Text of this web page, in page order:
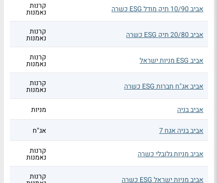
אביב 10/90 תיק מודל ESG כשרה קרנות
נאמנות
אביב 20/80 תיק ESG כשרה קרנות
נאמנות
אביב ESG מניות ישראל קרנות
נאמנות
אביב אג"ח חברות ESG כשרה קרנות
נאמנות
אביב בניה
מניות
אביב בניה אגח 7 אג"ח
אביב מניות גלובלי כשרה קרנות
נאמנות
אביב מניות ישראל ESG כשרה קרנות